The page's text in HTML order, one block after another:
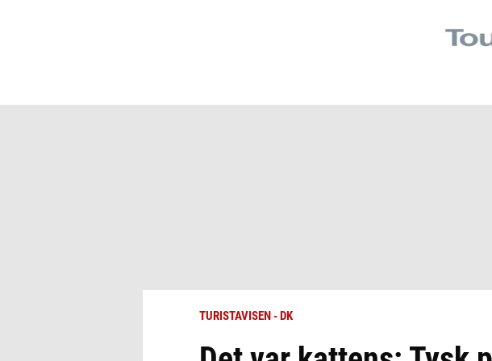
TURISTAVISEN - DK